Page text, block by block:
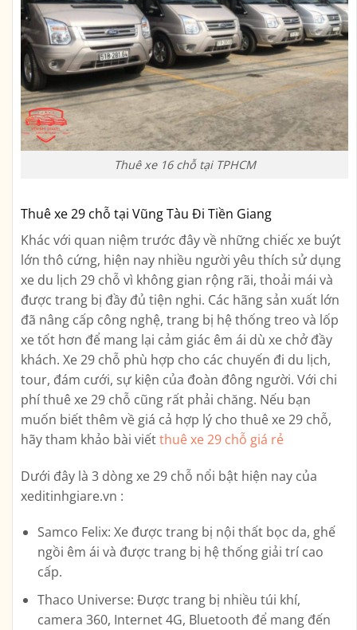
Thuê xe 16 chỗ tại TPHCM
Thuê xe 29 chỗ tại Vũng Tàu Đi Tiền Giang
Khác với quan niệm trước đây về những chiếc xe buýt
lớn thô cứng, hiện nay nhiều người yêu thích sử dụng
xe du lịch 29 chỗ vì không gian rộng rãi, thoải mái và
được trang bị đầy đủ tiện nghi. Các hãng sản xuất lớn
đã nâng cấp công nghệ, trang bị hệ thống treo và lốp
xe tốt hơn để mang lại cảm giác êm ái dù xe chở đầy
khách. Xe 29 chỗ phù hợp cho các chuyến đi du lịch,
tour, đám cưới, sự kiện của đoàn đông người. Với chi
phí thuê xe 29 chỗ cũng rất phải chăng. Nếu bạn
muốn biết thêm về giá cả hợp lý cho thuê xe 29 chỗ,
hãy tham khảo bài viếtthuê xe 29 chỗ giá rẻ
Dưới đây là 3 dòng xe 29 chỗ nổi bật hiện nay của
xeditinhgiare.vn :
Samco Felix: Xe được trang bị nội thất bọc da, ghế
ngồi êm ái và được trang bị hệ thống giải trí cao
cấp.
Thaco Universe: Được trang bị nhiều túi khí,
camera 360, Internet 4G, Bluetooth để mang đến